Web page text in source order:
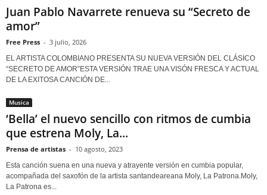
Juan Pablo Navarrete renueva su “Secreto de
amor”
Free Press - 3 julio, 2026
EL ARTISTA COLOMBIANO PRESENTA SU NUEVA VERSIÓN DEL CLÁSICO
“SECRETO DE AMOR”ESTA VERSIÓN TRAE UNA VISÓN FRESCA Y ACTUAL
DE LA EXITOSA CANCIÓN DE...
Musica
‘Bella’ el nuevo sencillo con ritmos de cumbia
que estrena Moly, La...
Prensa de artistas - 10 agosto, 2023
Esta canción suena en una nueva y atrayente versión en cumbia popular,
acompañada del saxofón de la artista santandeareana Moly, La Patrona.Moly,
La Patrona es...